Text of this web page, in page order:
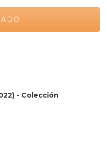
- Colección